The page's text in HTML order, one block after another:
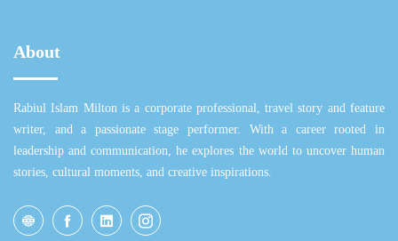
About
Rabiul Islam Milton is a corporate professional, travel story and feature
writer, and a passionate stage performer. With a career rooted in
leadership and communication, he explores the world to uncover human
stories, cultural moments, and creative inspirations.